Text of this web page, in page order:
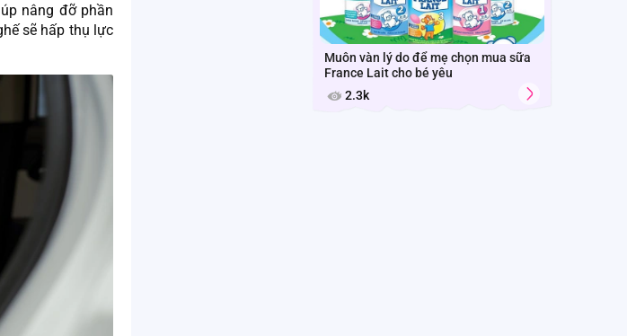
nâng đỡ phần
sẽ hấp thụ lực
Muôn vàn lý do để mẹ chọn mua sữa
France Lait cho bé yêu
2.3k